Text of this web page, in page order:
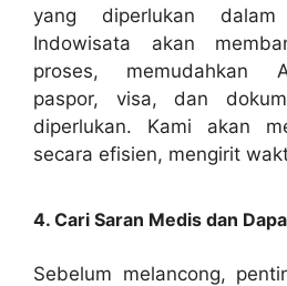
yang diperlukan
Indowisata akan
proses, memudahkan
paspor, visa, dan
diperlukan. Kami akan
secara efisien, mengirit
4. Cari Saran Medis dan
Sebelum melancong,